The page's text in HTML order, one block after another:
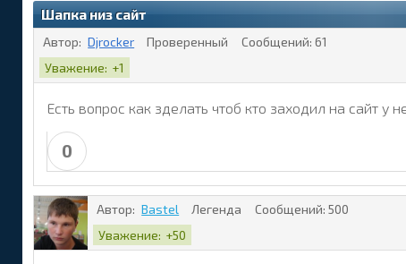
Шапка низ сайт
Автор: Djrocker Проверенный Сообщений: 61
Уважение: +1
Есть вопрос как зделать чтоб кто заходил на сайт
0
Автор: Bastel Легенда Сообщений: 500
Уважение: +50